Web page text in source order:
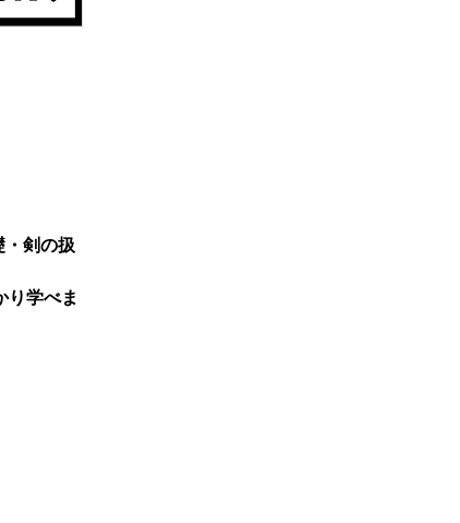
・剣の扱
り学べま